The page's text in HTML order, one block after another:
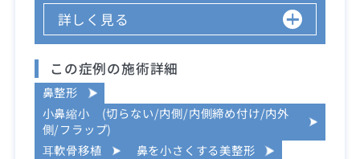
詳しく見る
この症例の施術詳細
鼻整形
小鼻縮小 (切らない/内側/内側締め付け/内外
側/フラップ)
耳軟骨移植
鼻を小さくする美整形